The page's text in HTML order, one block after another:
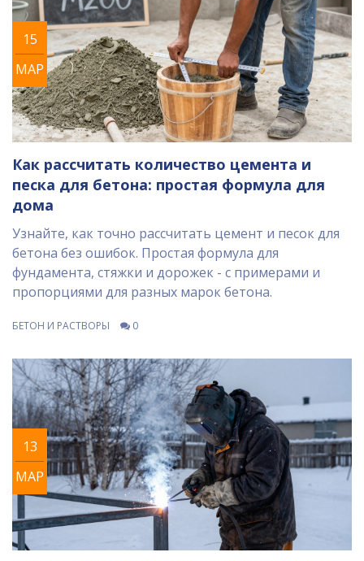
15
МАР
Как рассчитать количество цемента и
песка для бетона: простая формула для
дома
Узнайте, как точно рассчитать цемент и песок для
бетона без ошибок. Простая формула для
фундамента, стяжки и дорожек - с примерами и
пропорциями для разных марок бетона.
БЕТОН И РАСТВОРЫ 0
13
МАР